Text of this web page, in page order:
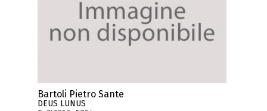
Bartoli Pietro Sante
DEUS LUNUS